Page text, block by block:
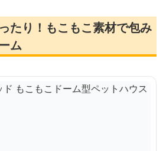
たり！もこもこ素材で包み
ム